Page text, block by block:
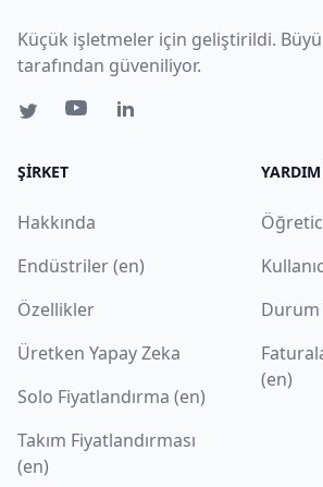
Küçük işletmeler için geliştirildi.
tarafından güveniliyor.
ŞIRKET
Hakkında
Endüstriler (en)
Özellikler
Üretken Yapay Zeka
Solo Fiyatlandırma (en)
Takım Fiyatlandırması
(en)
Durum
(en)